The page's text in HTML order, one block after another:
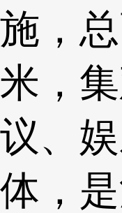
施，
米，
议、
体，